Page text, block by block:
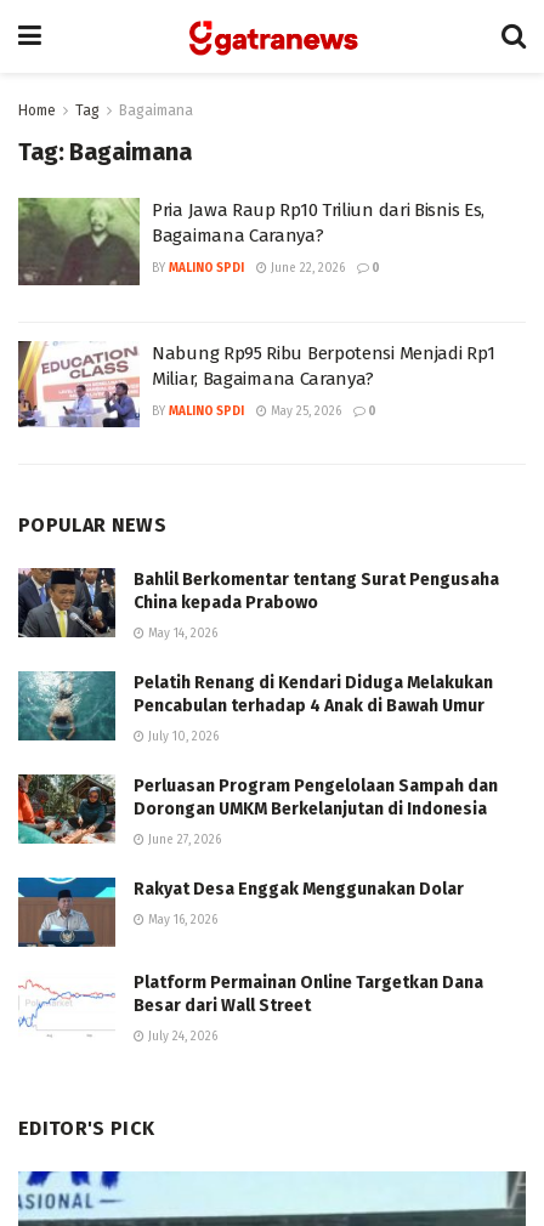
Home Tag Bagaimana
Tag: Bagaimana
Pria Jawa Raup Rp10 Triliun dari Bisnis Es,
Bagaimana Caranya?
BY MALINO SPDI June 22, 2026 0
Nabung Rp95 Ribu Berpotensi Menjadi Rp1
Miliar, Bagaimana Caranya?
BY MALINO SPDI May 25, 2026 0
POPULAR NEWS
Bahlil Berkomentar tentang Surat Pengusaha
China kepada Prabowo
May 14, 2026
Pelatih Renang di Kendari Diduga Melakukan
Pencabulan terhadap 4 Anak di Bawah Umur
July 10, 2026
Perluasan Program Pengelolaan Sampah dan
Dorongan UMKM Berkelanjutan di Indonesia
June 27, 2026
Rakyat Desa Enggak Menggunakan Dolar
May 16, 2026
Platform Permainan Online Targetkan Dana
Besar dari Wall Street
July 24, 2026
EDITOR'S PICK